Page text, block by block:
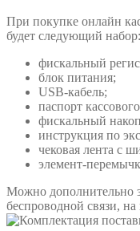
При покупке онлайн
будет следующий набор:
фискальный
блок питания;
USB-кабель;
паспорт
фискальный
инструкция по
чековая лента с
элемент-
Можно дополнительно
беспроводной связи,